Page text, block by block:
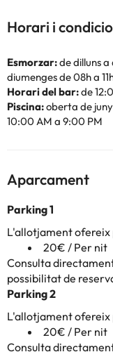
Horari i
Esmorzar:de dilluns
diumenges de 08h a
Horari del bar:de
Piscina:oberta de
10:00 AM a 9:00 PM
Aparcament
Parking 1
L'allotjament
20€ / Per nit
Consulta
possibilitat de
Parking 2
L'allotjament
20€ / Per nit
Consulta